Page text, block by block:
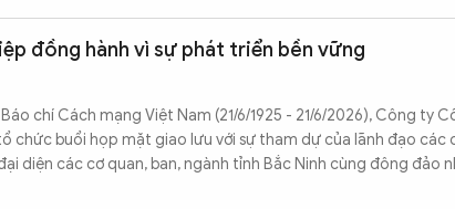
đồng hành vì sự phát triển bền vững
Báo chí Cách mạng Việt Nam (21/6/1925 - 21/6/2026), Công ty
chức buổi họp mặt giao lưu với sự tham dự của lãnh đạo các
diện các cơ quan, ban, ngành tỉnh Bắc Ninh cùng đông đảo